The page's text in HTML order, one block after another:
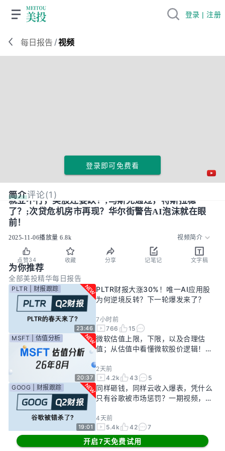
每日报告 /视频
登录即可免费看
简介评论(1)
就业不行，美股还要跌？;马斯克通过，特斯拉稳
了？;次贷危机房市再现？华尔街警告AI泡沫就在眼
前！
2025-11-06播放量 6.8k 视频简介
点赞34 收藏 分享 记笔记 文字稿
为你推荐
全部美投精华每日报告
23:46
PLTR | 财报跟踪
PLTR财报大涨30%！唯一AI应用股
为何逆境反转？下一轮爆发来了？
7小时前
766
15
20:37
MSFT | 估值分析
微软估值上限，下限，以及合理估
值；从估值中看懂微软股价逻辑！
2天前
4.2k
43 5
19:01
GOOG | 财报跟踪
同样砸钱，同样云收入爆表，凭什么
只有谷歌被市场惩罚？一期视频，告
4天前
5.4k
42
7
其他机会
缺电逻辑下最快受益的传统公司！AI
新基建龙头，大跌过后正是买入机
开启7天免费试用
登录 | 注册